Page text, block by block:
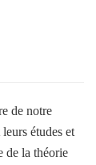
de notre
études et
de la théorie